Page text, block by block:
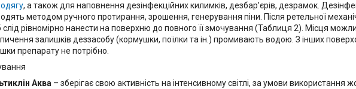
, а також для наповнення дезінфекційних килимків, дезбар’єрів, дезрамок.
методом ручного протирання, зрошення, генерування піни. Після ретельної
слід рівномірно нанести на поверхню до повного її змочування (Таблиця 2). Місця
залишків деззасобу (кормушки, поїлки та ін.) промивають водою. З інших
препарату не потрібно.
Аква – зберігає свою активність на інтенсивному світлі, за умови використання